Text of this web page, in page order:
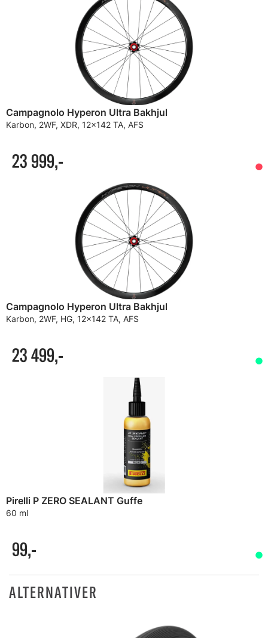
Campagnolo Hyperon Ultra Bakhjul
Karbon, 2WF, XDR, 12x142 TA, AFS
23 999,-
Campagnolo Hyperon Ultra Bakhjul
Karbon, 2WF, HG, 12x142 TA, AFS
23 499,-
Pirelli P ZERO SEALANT Guffe
60 ml
99,-
ALTERNATIVER